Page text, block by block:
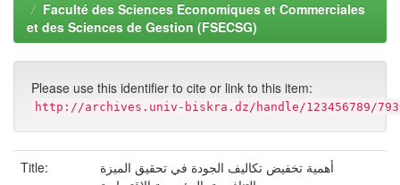
Faculté des Sciences Economiques et Commerciales
et des Sciences de Gestion (FSECSG)
Please use this identifier to cite or link to this item:
http://archives.univ-biskra.dz/handle/123456789/
Title:
أهمية تخفيض تكاليف الجودة في تحقيق الميزة